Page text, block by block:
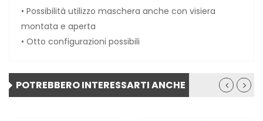
• Possibilità utilizzo maschera anche con visiera
montata e aperta
• Otto configurazioni possibili
POTREBBERO INTERESSARTI ANCHE